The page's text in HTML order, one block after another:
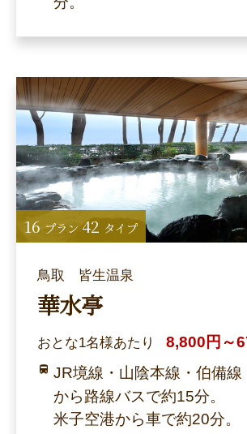
鳥取 皆生温泉
華水亭
おとな1名様あたり
8,800円～
JR境線・山陰本線・伯備線
から路線バスで約15分。
米子空港から車で約20分。
16 プラン42 タイプ